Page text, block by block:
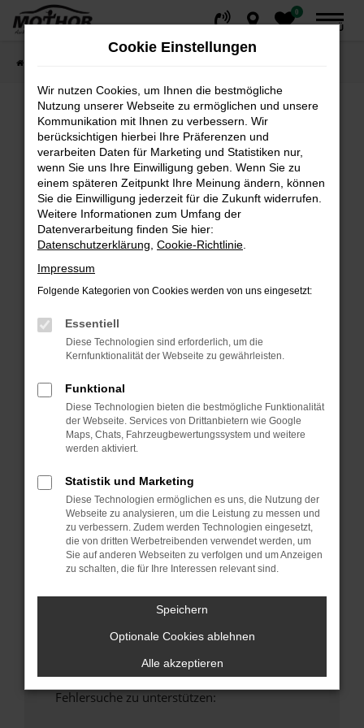
Zum
0
MENÜ
Fehler: Network Error
Beim Laden ist ein Fehler aufgetreten.
Hier sind ein paar Tipps, die dir helfen können:
Überprüfe deine Firewall und deine
Internetverbindung.
Suchmaschine?
Manche Erweiterungen, wie Werbeblocker,
können das Laden bestimmter Seiten
verhindern. Funktioniert die Seite in einem
Fenster?
Starte dein Gerät neu.
Das kann manchmal helfen, vorübergehende
Probleme zu beheben.
Stelle sicher, dass dein Browser und dein
Betriebssystem auf dem neuesten Stand
sind.
Veraltete Software birgt nicht nur ein
Sicherheitsrisiko, sondern kann auch dazu
führen, dass bestimmte Funktionen nicht mehr
Wende dich an den Webseitenbetreiber.
hast, kontaktiere uns bitte. Wir werden
versuchen, das Problem zu beheben. Du kannst
uns diesen Text schicken, um uns bei der
Fehlersuche zu unterstützen:
Cookie Einstellungen
Wir nutzen Cookies, um Ihnen die bestmögliche
Nutzung unserer Webseite zu ermöglichen und unsere
Kommunikation mit Ihnen zu verbessern. Wir
berücksichtigen hierbei Ihre Präferenzen und
verarbeiten Daten für Marketing und Statistiken nur,
wenn Sie uns Ihre Einwilligung geben. Wenn Sie zu
einem späteren Zeitpunkt Ihre Meinung ändern, können
Sie die Einwilligung jederzeit für die Zukunft widerrufen.
Weitere Informationen zum Umfang der
Datenverarbeitung finden Sie hier:
Datenschutzerklärung Cookie-Richtlinie
Impressum
Folgende Kategorien von Cookies werden von uns eingesetzt:
Essentiell
Diese Technologien sind erforderlich, um die
Kernfunktionalität der Webseite zu gewährleisten.
Funktional
Diese Technologien bieten die bestmögliche Funktionalität
der Webseite. Services von Drittanbietern wie Google
Maps, Chats, Fahrzeugbewertungssystem und weitere
werden aktiviert.
Statistik und Marketing
Diese Technologien ermöglichen es uns, die Nutzung der
Webseite zu analysieren, um die Leistung zu messen und
zu verbessern. Zudem werden Technologien eingesetzt,
die von dritten Werbetreibenden verwendet werden, um
Sie auf anderen Webseiten zu verfolgen und um Anzeigen
zu schalten, die für Ihre Interessen relevant sind.
Speichern
Optionale Cookies ablehnen
Alle akzeptieren